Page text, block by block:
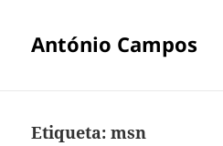
António Campos
Etiqueta:msn